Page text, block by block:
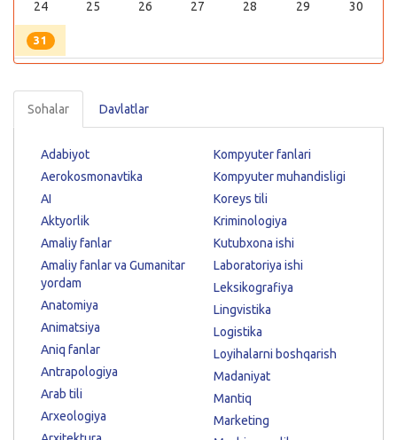
24 25 26 27 28 29 30
31
Sohalar Davlatlar
Adabiyot
Aerokosmonavtika
AI
Aktyorlik
Amaliy fanlar
Amaliy fanlar va Gumanitar
yordam
Anatomiya
Animatsiya
Aniq fanlar
Antrapologiya
Arab tili
Arxeologiya
Kompyuter fanlari
Kompyuter muhandisligi
Koreys tili
Kriminologiya
Kutubxona ishi
Laboratoriya ishi
Leksikografiya
Lingvistika
Logistika
Loyihalarni boshqarish
Madaniyat
Mantiq
Marketing